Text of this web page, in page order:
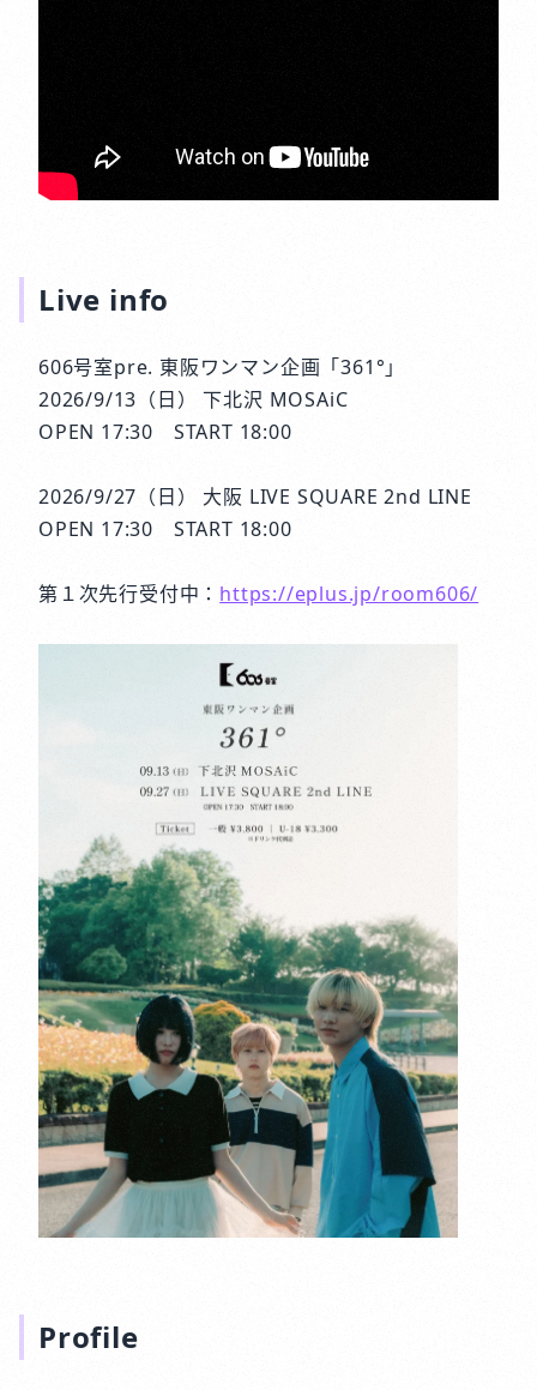
Live info
606号室pre. 東阪ワンマン企画「361°」
2026/9/13（日） 下北沢 MOSAiC
OPEN 17:30 START 18:00
2026/9/27（日） 大阪 LIVE SQUARE 2nd LINE
OPEN 17:30 START 18:00
第１次先行受付中： https://eplus.jp/room606/
Profile